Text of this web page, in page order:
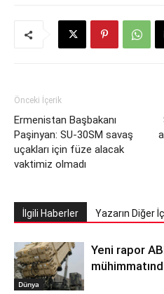
Önceki İçerik
Ermenistan Başbakanı
Paşinyan: SU-30SM savaş
uçakları için füze alacak
vaktimiz olmadı
İlgili Haberler Yazarın Diğer
Dünya
Yeni rapor